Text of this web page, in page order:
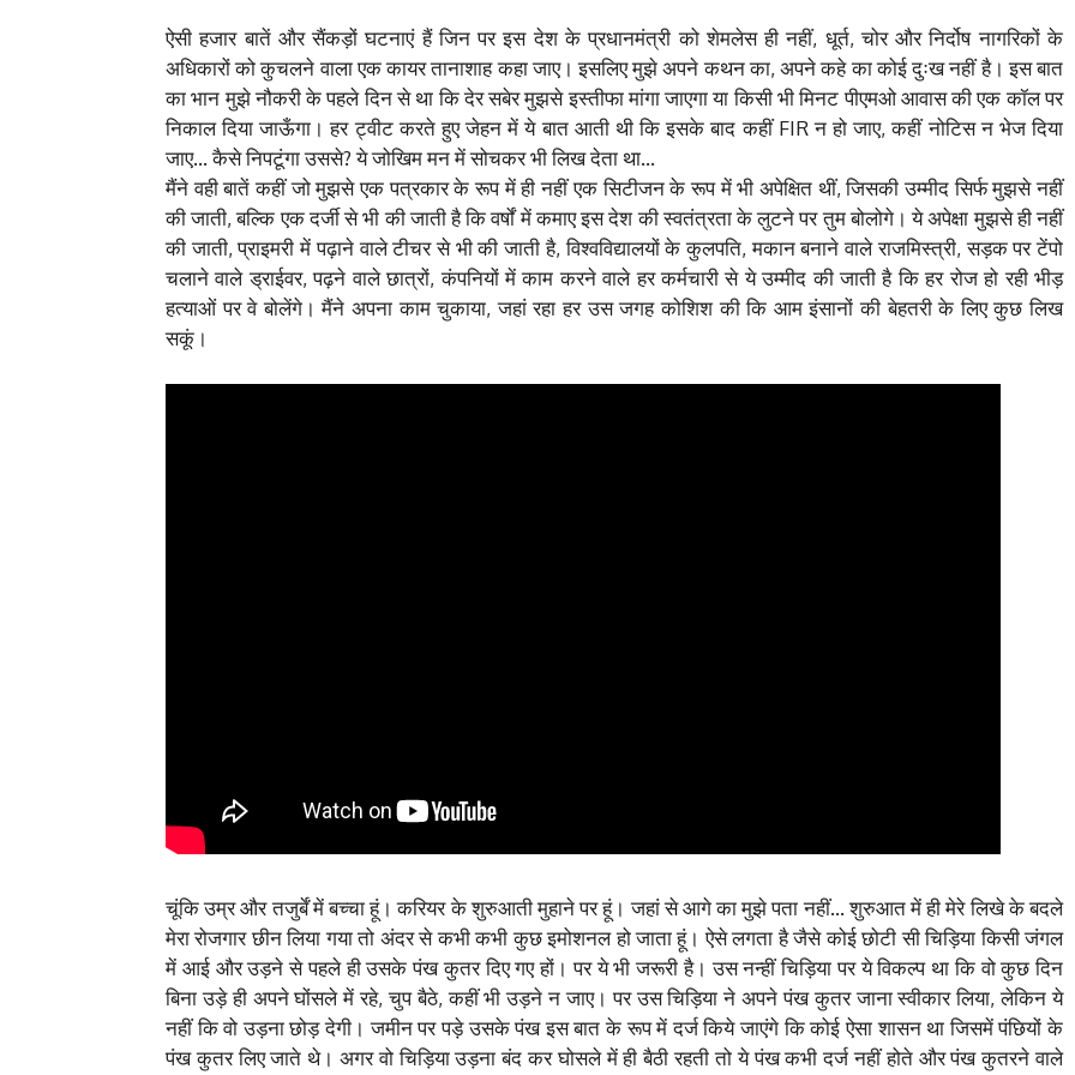
ऐसी हजार बातें और सैंकड़ों घटनाएं हैं जिन पर इस देश के प्रधानमंत्री को शेमलेस ही नहीं, धूर्त, चोर और निर्दोष नागरिकों के
अधिकारों को कुचलने वाला एक कायर तानाशाह कहा जाए। इसलिए मुझे अपने कथन का, अपने कहे का कोई दुःख नहीं है। इस बात
का भान मुझे नौकरी के पहले दिन से था कि देर सबेर मुझसे इस्तीफा मांगा जाएगा या किसी भी मिनट पीएमओ आवास की एक कॉल पर
निकाल दिया जाऊँगा। हर ट्वीट करते हुए जेहन में ये बात आती थी कि इसके बाद कहीं FIR न हो जाए, कहीं नोटिस न भेज दिया
जाए… कैसे निपटूंगा उससे? ये जोखिम मन में सोचकर भी लिख देता था…
मैंने वही बातें कहीं जो मुझसे एक पत्रकार के रूप में ही नहीं एक सिटीजन के रूप में भी अपेक्षित थीं, जिसकी उम्मीद सिर्फ मुझसे नहीं
की जाती, बल्कि एक दर्जी से भी की जाती है कि वर्षों में कमाए इस देश की स्वतंत्रता के लुटने पर तुम बोलोगे। ये अपेक्षा मुझसे ही नहीं
की जाती, प्राइमरी में पढ़ाने वाले टीचर से भी की जाती है, विश्वविद्यालयों के कुलपति, मकान बनाने वाले राजमिस्त्री, सड़क पर टेंपो
चलाने वाले ड्राईवर, पढ़ने वाले छात्रों, कंपनियों में काम करने वाले हर कर्मचारी से ये उम्मीद की जाती है कि हर रोज हो रही भीड़
हत्याओं पर वे बोलेंगे। मैंने अपना काम चुकाया, जहां रहा हर उस जगह कोशिश की कि आम इंसानों की बेहतरी के लिए कुछ लिख
सकूं।
चूंकि उम्र और तजुर्बें में बच्चा हूं। करियर के शुरुआती मुहाने पर हूं। जहां से आगे का मुझे पता नहीं… शुरुआत में ही मेरे लिखे के बदले
मेरा रोजगार छीन लिया गया तो अंदर से कभी कभी कुछ इमोशनल हो जाता हूं। ऐसे लगता है जैसे कोई छोटी सी चिड़िया किसी जंगल
में आई और उड़ने से पहले ही उसके पंख कुतर दिए गए हों। पर ये भी जरूरी है। उस नन्हीं चिड़िया पर ये विकल्प था कि वो कुछ दिन
बिना उड़े ही अपने घोंसले में रहे, चुप बैठे, कहीं भी उड़ने न जाए। पर उस चिड़िया ने अपने पंख कुतर जाना स्वीकार लिया, लेकिन ये
नहीं कि वो उड़ना छोड़ देगी। जमीन पर पड़े उसके पंख इस बात के रूप में दर्ज किये जाएंगे कि कोई ऐसा शासन था जिसमें पंछियों के
पंख कुतर लिए जाते थे। अगर वो चिड़िया उड़ना बंद कर घोसले में ही बैठी रहती तो ये पंख कभी दर्ज नहीं होते और पंख कुतरने वाले